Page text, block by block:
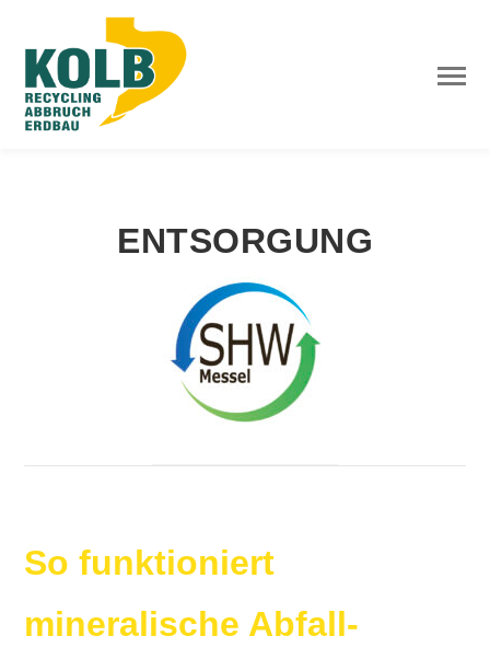
ENTSORGUNG
So funktioniert
mineralische Abfall-